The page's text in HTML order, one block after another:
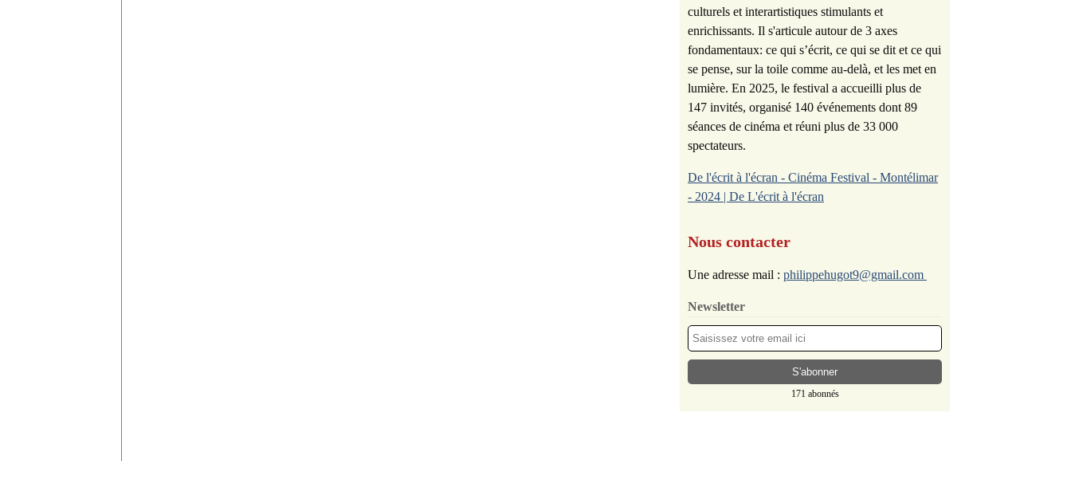
culturels et interartistiques stimulants et
enrichissants. Il s'articule autour de 3 axes
fondamentaux: ce qui s’écrit, ce qui se dit et ce qui
se pense, sur la toile comme au-delà, et les met en
lumière. En 2025, le festival a accueilli plus de
147 invités, organisé 140 événements dont 89
séances de cinéma et réuni plus de 33 000
spectateurs.
De l'écrit à l'écran - Cinéma Festival - Montélimar
- 2024 | De L'écrit à l'écran
Nous contacter
Une adresse mail : philippehugot9@gmail.com
Newsletter
171 abonnés